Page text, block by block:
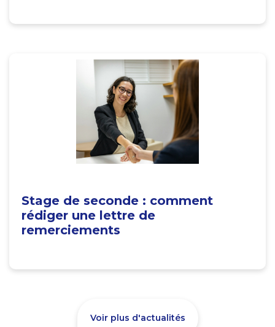
Stage de seconde : comment
rédiger une lettre de
remerciements
Voir plus d'actualités